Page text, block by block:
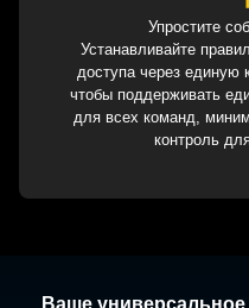
Упростите
Устанавливайте
доступа через единую
чтобы поддерживать
для всех команд,
контроль
Ваше